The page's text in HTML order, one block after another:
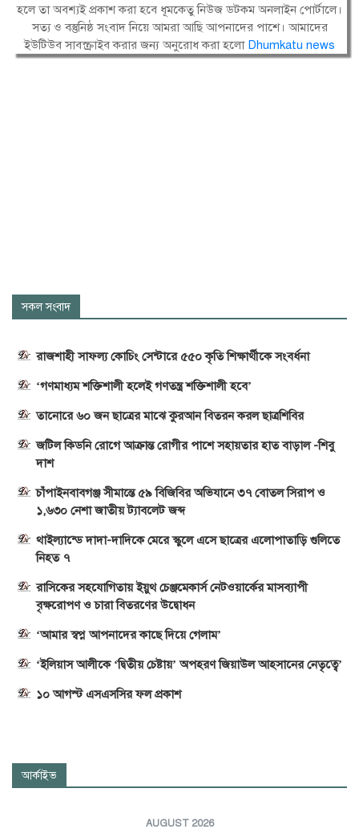
হলে তা অবশ্যই প্রকাশ করা হবে ধূমকেতু নিউজ ডটকম অনলাইন পোর্টালে।
সত্য ও বস্তুনিষ্ঠ সংবাদ নিয়ে আমরা আছি আপনাদের পাশে। আমাদের
ইউটিউব সাবস্ক্রাইব করার জন্য অনুরোধ করা হলো Dhumkatu news
সকল সংবাদ
রাজশাহী সাফল্য কোচিং সেন্টারে ৫৫০ কৃতি শিক্ষার্থীকে সংবর্ধনা
‘গণমাধ্যম শক্তিশালী হলেই গণতন্ত্র শক্তিশালী হবে’
তানোরে ৬০ জন ছাত্রের মাঝে কুরআন বিতরন করল ছাত্রশিবির
জটিল কিডনি রোগে আক্রান্ত রোগীর পাশে সহায়তার হাত বাড়াল -শিবু
দাশ
চাঁপাইনবাবগঞ্জ সীমান্তে ৫৯ বিজিবির অভিযানে ৩৭ বোতল সিরাপ ও
১,৬৩০ নেশা জাতীয় ট্যাবলেট জব্দ
থাইল্যান্ডে দাদা-দাদিকে মেরে স্কুলে এসে ছাত্রের এলোপাতাড়ি গুলিতে
নিহত ৭
রাসিকের সহযোগিতায় ইয়ুথ চেঞ্জমেকার্স নেটওয়ার্কের মাসব্যাপী
বৃক্ষরোপণ ও চারা বিতরণের উদ্বোধন
‘আমার স্বপ্ন আপনাদের কাছে দিয়ে গেলাম’
‘ইলিয়াস আলীকে ‘দ্বিতীয় চেষ্টায়’ অপহরণ জিয়াউল আহসানের নেতৃত্বে’
১০ আগস্ট এসএসসির ফল প্রকাশ
আর্কাইভ
AUGUST 2026